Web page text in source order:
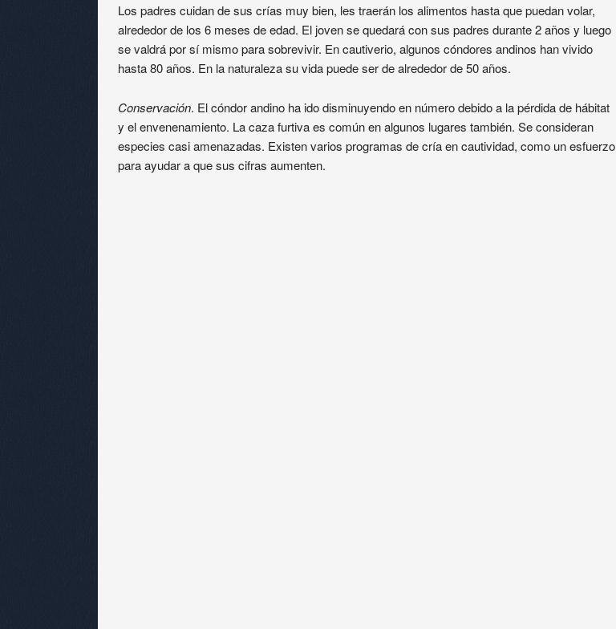
Los padres cuidan de sus crías muy bien, les traerán los alimentos hasta que puedan volar,
alrededor de los 6 meses de edad. El joven se quedará con sus padres durante 2 años y luego
se valdrá por sí mismo para sobrevivir. En cautiverio, algunos cóndores andinos han vivido
hasta 80 años. En la naturaleza su vida puede ser de alrededor de 50 años.
Conservación. El cóndor andino ha ido disminuyendo en número debido a la pérdida de hábitat
y el envenenamiento. La caza furtiva es común en algunos lugares también. Se consideran
especies casi amenazadas. Existen varios programas de cría en cautividad, como un esfuerzo
para ayudar a que sus cifras aumenten.